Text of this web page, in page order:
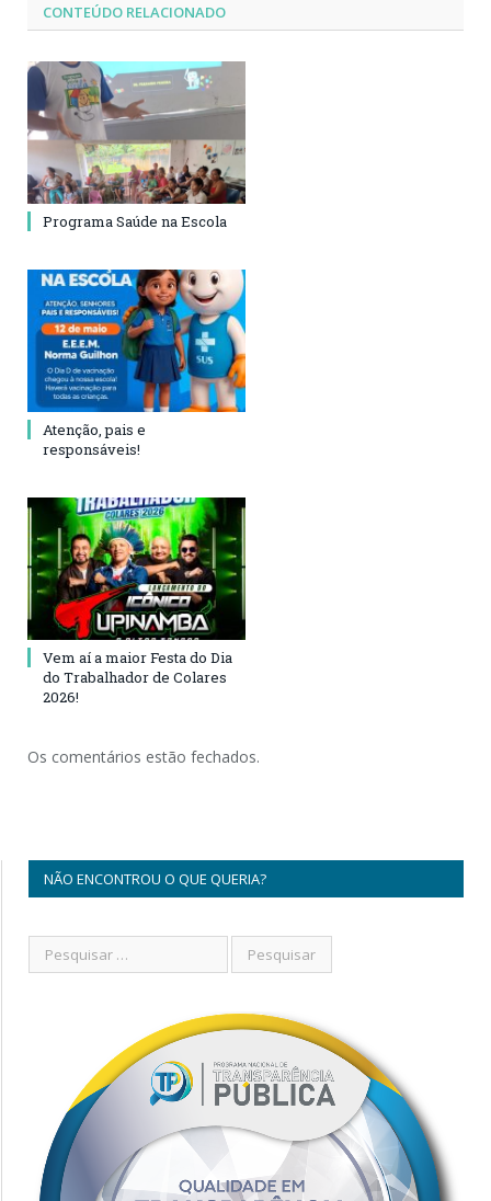
CONTEÚDO RELACIONADO
Programa Saúde na Escola
Atenção, pais e
responsáveis!
Vem aí a maior Festa do Dia
do Trabalhador de Colares
2026!
Os comentários estão fechados.
NÃO ENCONTROU O QUE QUERIA?